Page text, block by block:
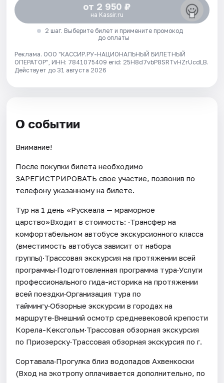
от 2 950 ₽
на Kassir.ru
2 шаг. Выберите билет и примените промокод
до оплаты
Реклама. ООО "КАССИР.РУ-НАЦИОНАЛЬНЫЙ БИЛЕТНЫЙ
ОПЕРАТОР", ИНН: 7841075409 erid: 25H8d7vbP8SRTvHZrUcdLB.
Действует до 31 августа 2026
О событии
Внимание!
После покупки билета необходимо
ЗАРЕГИСТРИРОВАТЬ свое участие, позвонив по
телефону указанному на билете.
Тур на 1 день «Рускеала — мраморное
царство»Входит в стоимость: ·Трансфер на
комфортабельном автобусе экскурсионного класса
(вместимость автобуса зависит от набора
группы)·Трассовая экскурсия на протяжении всей
программы·Подготовленная программа тура·Услуги
профессионального гида-историка на протяжении
всей поездки·Организация тура по
таймингу·Обзорные экскурсии в городах на
маршруте·Внешний осмотр средневековой крепости
Корела-Кексгольм·Трассовая обзорная экскурсия
по Приозерску·Трассовая обзорная экскурсия по г.
Сортавала·Прогулка близ водопадов Ахвенкоски
(Вход на экотропу оплачивается дополнительно, по